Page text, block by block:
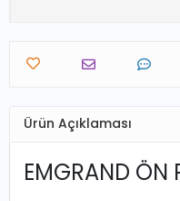
Ürün Açıklaması
EMGRAND ÖN